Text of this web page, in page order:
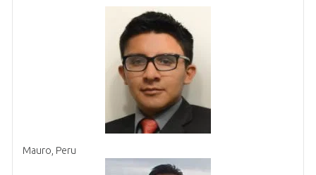
Mauro, Peru